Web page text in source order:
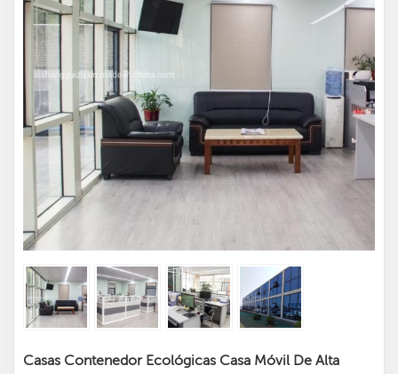
Casas Contenedor Ecológicas Casa Móvil De Alta